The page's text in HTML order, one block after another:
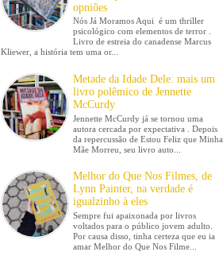
opniões
Nós Já Moramos Aqui é um thriller
psicológico com elementos de terror .
Livro de estreia do canadense Marcus
Kliewer, a história tem uma or...
Metade da Idade Dele: mais um
livro polêmico de Jennette
McCurdy
Jennette McCurdy já se tornou uma
autora cercada por expectativa . Depois
da repercussão de Estou Feliz que Minha
Mãe Morreu, seu livro auto...
Melhor do Que Nos Filmes, de
Lynn Painter, na verdade é
igualzinho à eles
Sempre fui apaixonada por livros
voltados para o público jovem adulto.
Por causa disso, tinha certeza que eu ia
amar Melhor do Que Nos Filme...